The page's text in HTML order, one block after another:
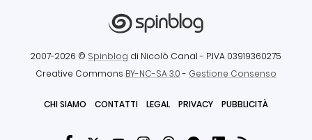
2007-2026 © Spinblog di Nicolò Canal - P.IVA 03919360275
Creative Commons BY-NC-SA 3.0- Gestione Consenso
CHI SIAMO CONTATTI LEGAL PRIVACY PUBBLICITÀ